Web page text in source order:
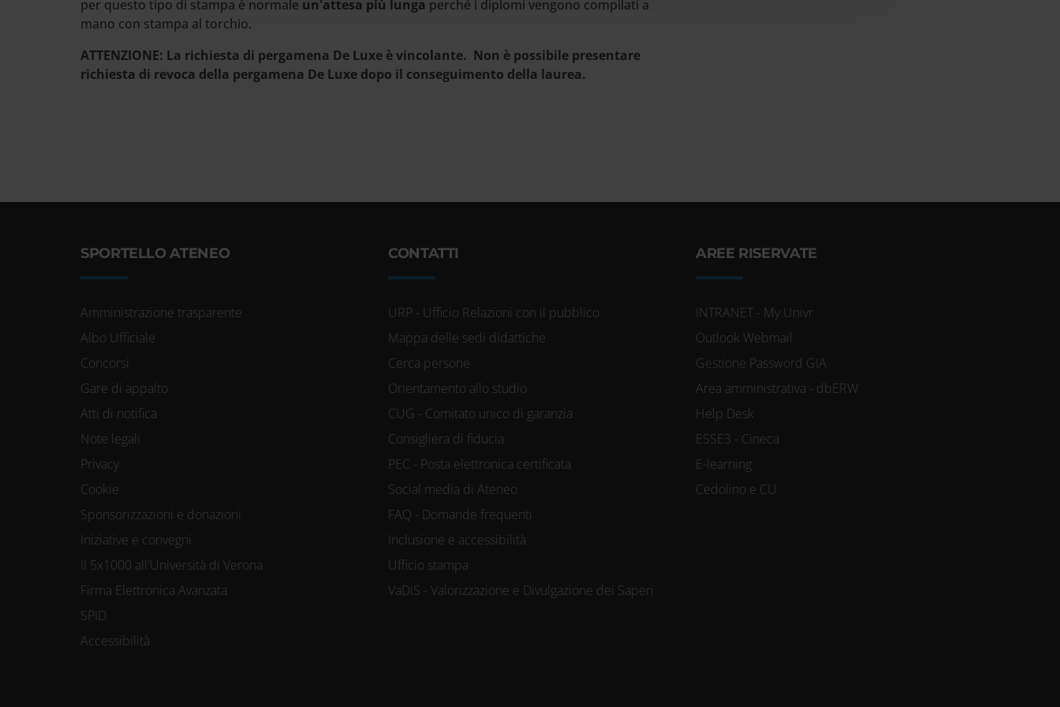
per questo tipo di stampa è normale un'attesa più lunga perché i diplomi vengono compilati a
mano con stampa al torchio.
ATTENZIONE: La richiesta di pergamena De Luxe è vincolante. Non è possibile presentare
richiesta di revoca della pergamena De Luxe dopo il conseguimento della laurea.
SPORTELLO ATENEO
Amministrazione trasparente
Albo Ufficiale
Concorsi
Gare di appalto
Atti di notifica
Note legali
Privacy
Cookie
Sponsorizzazioni e donazioni
Iniziative e convegni
Il 5x1000 all'Università di Verona
Firma Elettronica Avanzata
SPID
Accessibilità
CONTATTI
URP - Ufficio Relazioni con il pubblico
Mappa delle sedi didattiche
Cerca persone
Orientamento allo studio
CUG - Comitato unico di garanzia
Consigliera di fiducia
PEC - Posta elettronica certificata
Social media di Ateneo
FAQ - Domande frequenti
Inclusione e accessibilità
Ufficio stampa
VaDiS - Valorizzazione e Divulgazione dei Saperi
AREE RISERVATE
INTRANET - My Univr
Outlook Webmail
Gestione Password GIA
Area amministrativa - dbERW
Help Desk
ESSE3 - Cineca
E-learning
Cedolino e CU